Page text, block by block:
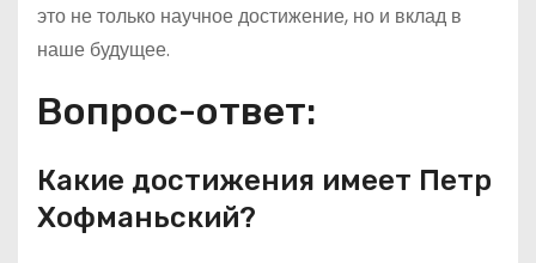
это не только научное достижение, но и вклад в
наше будущее.
Вопрос-ответ:
Какие достижения имеет Петр
Хофманьский?